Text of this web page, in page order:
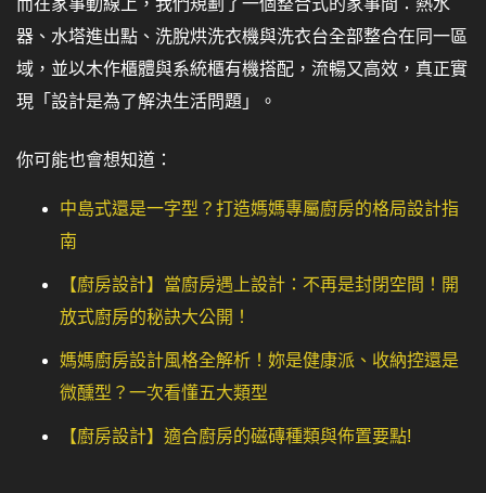
器、水塔進出點、洗脫烘洗衣機與洗衣台全部整合在同一區
域，並以木作櫃體與系統櫃有機搭配，流暢又高效，真正實
現「設計是為了解決生活問題」。
你可能也會想知道：
中島式還是一字型？打造媽媽專屬廚房的格局設計指
南
【廚房設計】當廚房遇上設計：不再是封閉空間！開
放式廚房的秘訣大公開！
媽媽廚房設計風格全解析！妳是健康派、收納控還是
微醺型？一次看懂五大類型
【廚房設計】適合廚房的磁磚種類與佈置要點!